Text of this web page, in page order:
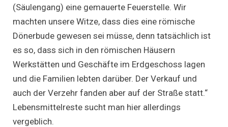
(Säulengang) eine gemauerte Feuerstelle. Wir
machten unsere Witze, dass dies eine römische
Dönerbude gewesen sei müsse, denn tatsächlich ist
es so, dass sich in den römischen Häusern
Werkstätten und Geschäfte im Erdgeschoss lagen
und die Familien lebten darüber. Der Verkauf und
auch der Verzehr fanden aber auf der Straße statt.“
Lebensmittelreste sucht man hier allerdings
vergeblich.